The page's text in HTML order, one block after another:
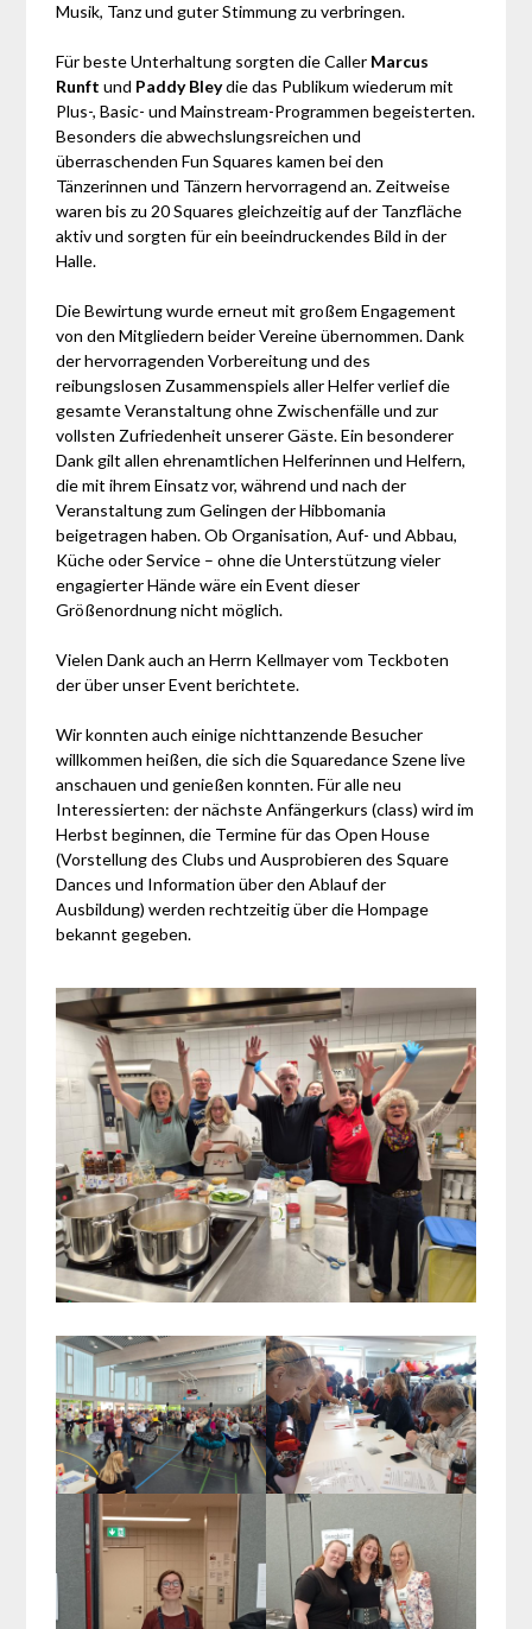
Musik, Tanz und guter Stimmung zu verbringen.
Für beste Unterhaltung sorgten die Caller Marcus
Runft und Paddy Bleydie das Publikum wiederum mit
Plus-, Basic- und Mainstream-Programmen begeisterten.
Besonders die abwechslungsreichen und
überraschenden Fun Squares kamen bei den
Tänzerinnen und Tänzern hervorragend an. Zeitweise
waren bis zu 20 Squares gleichzeitig auf der Tanzfläche
aktiv und sorgten für ein beeindruckendes Bild in der
Halle.
Die Bewirtung wurde erneut mit großem Engagement
von den Mitgliedern beider Vereine übernommen. Dank
der hervorragenden Vorbereitung und des
reibungslosen Zusammenspiels aller Helfer verlief die
gesamte Veranstaltung ohne Zwischenfälle und zur
vollsten Zufriedenheit unserer Gäste. Ein besonderer
Dank gilt allen ehrenamtlichen Helferinnen und Helfern,
die mit ihrem Einsatz vor, während und nach der
Veranstaltung zum Gelingen der Hibbomania
beigetragen haben. Ob Organisation, Auf- und Abbau,
Küche oder Service – ohne die Unterstützung vieler
engagierter Hände wäre ein Event dieser
Größenordnung nicht möglich.
Vielen Dank auch an Herrn Kellmayer vom Teckboten
der über unser Event berichtete.
Wir konnten auch einige nichttanzende Besucher
willkommen heißen, die sich die Squaredance Szene live
anschauen und genießen konnten. Für alle neu
Interessierten: der nächste Anfängerkurs (class) wird im
Herbst beginnen, die Termine für das Open House
(Vorstellung des Clubs und Ausprobieren des Square
Dances und Information über den Ablauf der
Ausbildung) werden rechtzeitig über die Hompage
bekannt gegeben.